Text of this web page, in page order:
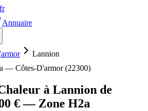
Annuaire
Lannion
— Côtes-D'armor(22300)
à Lannion de
€ — Zone H2a